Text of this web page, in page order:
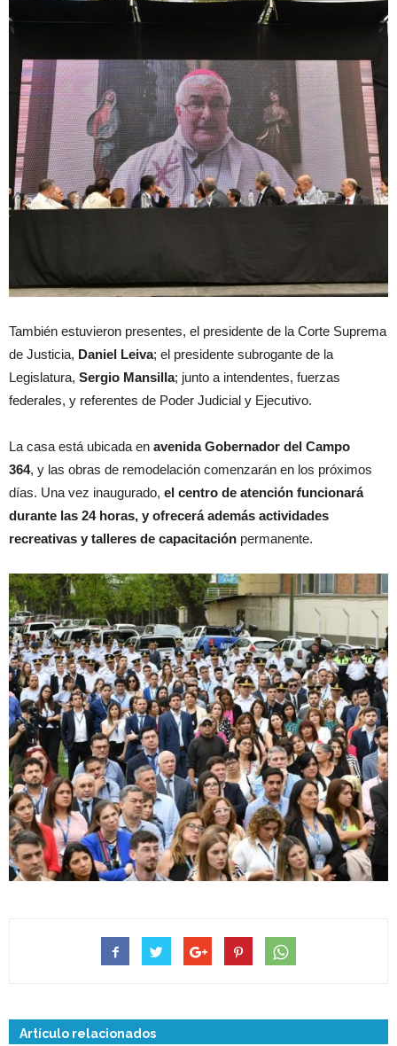
También estuvieron presentes, el presidente de la Corte Suprema
de Justicia, Daniel Leiva; el presidente subrogante de la
Legislatura, Sergio Mansilla; junto a intendentes, fuerzas
federales, y referentes de Poder Judicial y Ejecutivo.
La casa está ubicada en avenida Gobernador del Campo
364, y las obras de remodelación comenzarán en los próximos
días. Una vez inaugurado, el centro de atención funcionará
durante las 24 horas, y ofrecerá además actividades
recreativas y talleres de capacitación permanente.
Artículo relacionados